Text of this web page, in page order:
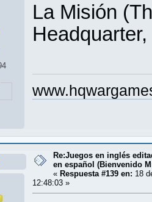
La Misión
Re:Juegos en inglés
en español (Bienvenido
« Respuesta #139 en: 18
12:48:03 »